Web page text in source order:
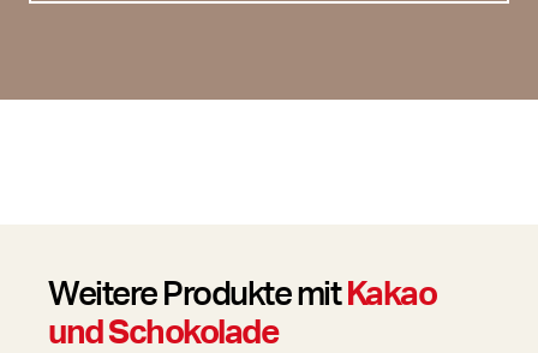
Weitere Produkte mitKakao
und Schokolade